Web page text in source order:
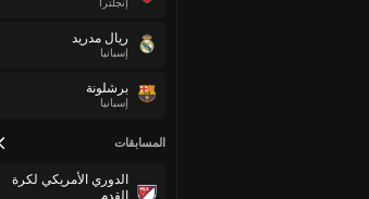
إنجلترا
ريال مدريد
إسبانيا
برشلونة
إسبانيا
المسابقات
الدوري الأمريكي لكرة